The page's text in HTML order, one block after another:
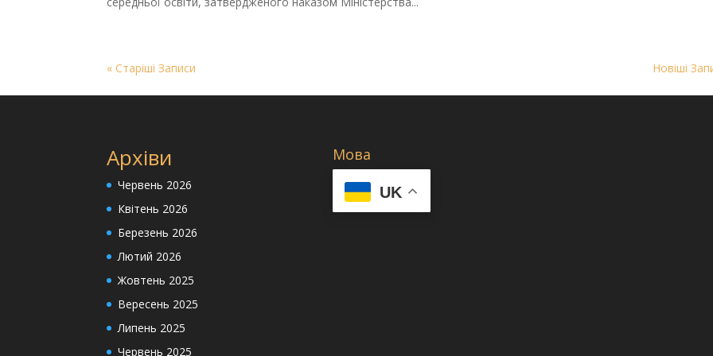
« Старіші Записи Новіші
Архіви
Червень 2026
Квітень 2026
Березень 2026
Лютий 2026
Жовтень 2025
Вересень 2025
Липень 2025
Червень 2025
Мова
UK